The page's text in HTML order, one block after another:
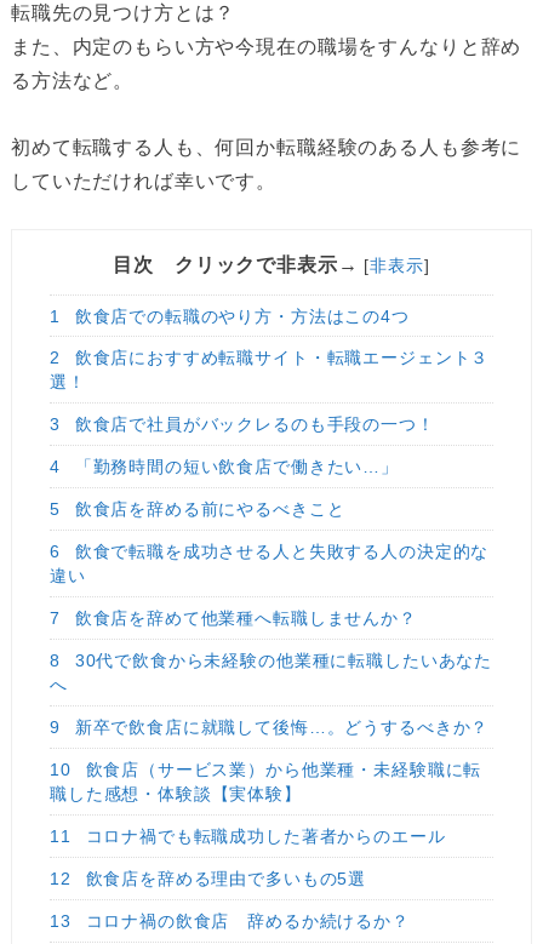
転職先の見つけ方とは？
また、内定のもらい方や今現在の職場をすんなりと辞め
る方法など。
初めて転職する人も、何回か転職経験のある人も参考に
していただければ幸いです。
目次 クリックで非表示→ [非表示]
1 飲食店での転職のやり方・方法はこの4つ
2
飲食店におすすめ転職サイト・転職エージェント３
選！
3 飲食店で社員がバックレるのも手段の一つ！
4 「勤務時間の短い飲食店で働きたい…」
5 飲食店を辞める前にやるべきこと
6
飲食で転職を成功させる人と失敗する人の決定的な
違い
7 飲食店を辞めて他業種へ転職しませんか？
8
30代で飲食から未経験の他業種に転職したいあなた
へ
9 新卒で飲食店に就職して後悔…。どうするべきか？
10
飲食店（サービス業）から他業種・未経験職に転
職した感想・体験談【実体験】
11 コロナ禍でも転職成功した著者からのエール
12 飲食店を辞める理由で多いもの5選
13 コロナ禍の飲食店 辞めるか続けるか？